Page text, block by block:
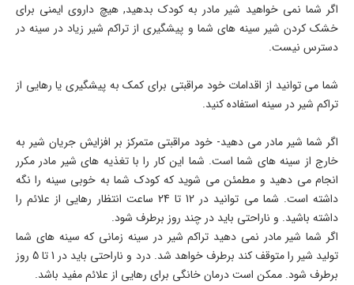
اگر شما نمی خواهید شیر مادر به کودک بدهید, هیچ داروی ایمنی برای
خشک کردن شیر سینه های شما و پیشگیری از تراکم شیر زیاد در سینه در
دسترس نیست.
شما می توانید از اقدامات خود مراقبتی برای کمک به پیشگیری یا رهایی از
تراکم شیر در سینه استفاده کنید.
اگر شما شیر مادر می دهید- خود مراقبتی متمرکز بر افزایش جریان شیر به
خارج از سینه های شما است. شما این کار را با تغذیه های شیر مادر مکرر
انجام می دهید و مطمئن می شوید که کودک شما به خوبی سینه را نگه
داشته است. شما می توانید در 12 تا 24 ساعت انتظار رهایی از علائم را
داشته باشید. و ناراحتی باید در چند روز برطرف شود.
اگر شما شیر مادر نمی دهید تراکم شیر در سینه زمانی که سینه های شما
تولید شیر را متوقف کند برطرف خواهد شد. درد و ناراحتی باید در 1 تا 5 روز
برطرف شود. ممکن است درمان خانگی برای رهایی از علائم مفید باشد.